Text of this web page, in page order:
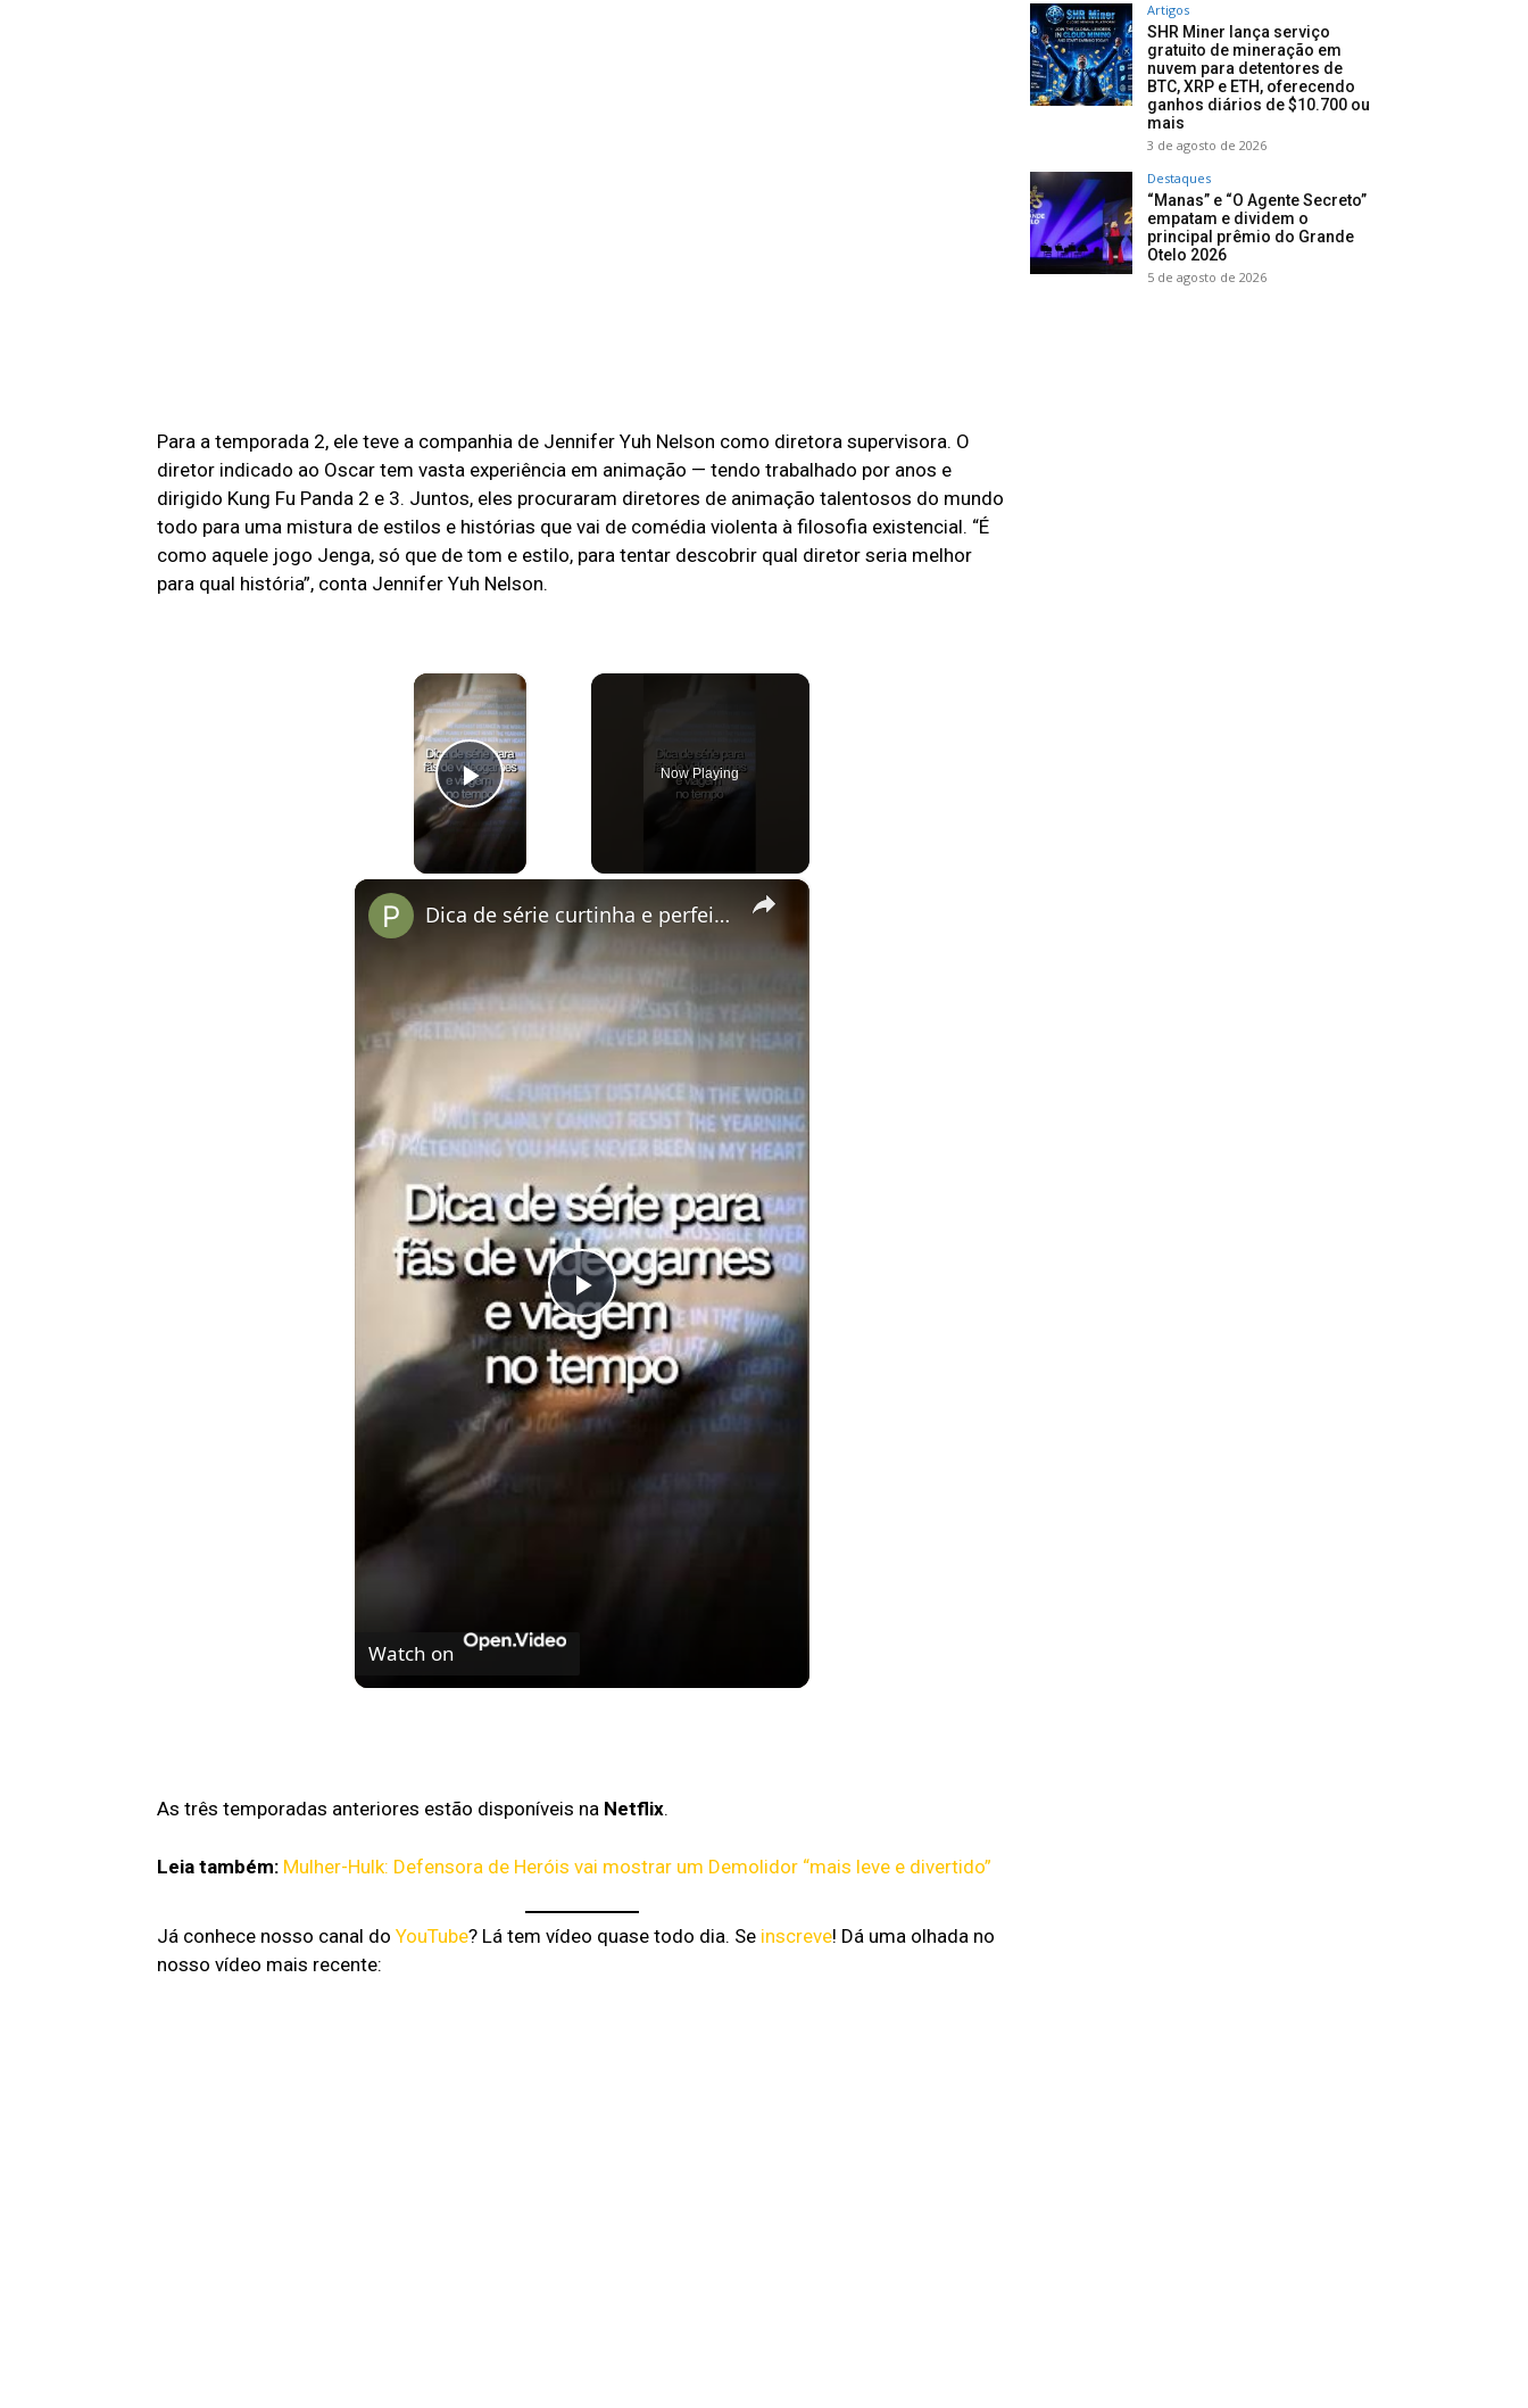
Para a temporada 2, ele teve a companhia de Jennifer Yuh Nelson como diretora supervisora. O
diretor indicado ao Oscar tem vasta experiência em animação — tendo trabalhado por anos e
dirigido Kung Fu Panda 2 e 3. Juntos, eles procuraram diretores de animação talentosos do mundo
todo para uma mistura de estilos e histórias que vai de comédia violenta à filosofia existencial. “É
como aquele jogo Jenga, só que de tom e estilo, para tentar descobrir qual diretor seria melhor
para qual história”, conta Jennifer Yuh Nelson.
×
Play Video
Now Playing
×
Play
Video
Dica de série curtinha e perfeita para maratonar na Netflix esta semana! #futureman #dicadeserie
Watch on
As três temporadas anteriores estão disponíveis na Netflix.
Leia também: Mulher-Hulk: Defensora de Heróis vai mostrar um Demolidor “mais leve e divertido”
Já conhece nosso canal do YouTube? Lá tem vídeo quase todo dia. Se inscreve! Dá uma olhada no
nosso vídeo mais recente:
Artigos
SHR Miner lança serviço
gratuito de mineração em
nuvem para detentores de
BTC, XRP e ETH, oferecendo
ganhos diários de $10.700 ou
mais
3 de agosto de 2026
Destaques
“Manas” e “O Agente Secreto”
empatam e dividem o
principal prêmio do Grande
Otelo 2026
5 de agosto de 2026